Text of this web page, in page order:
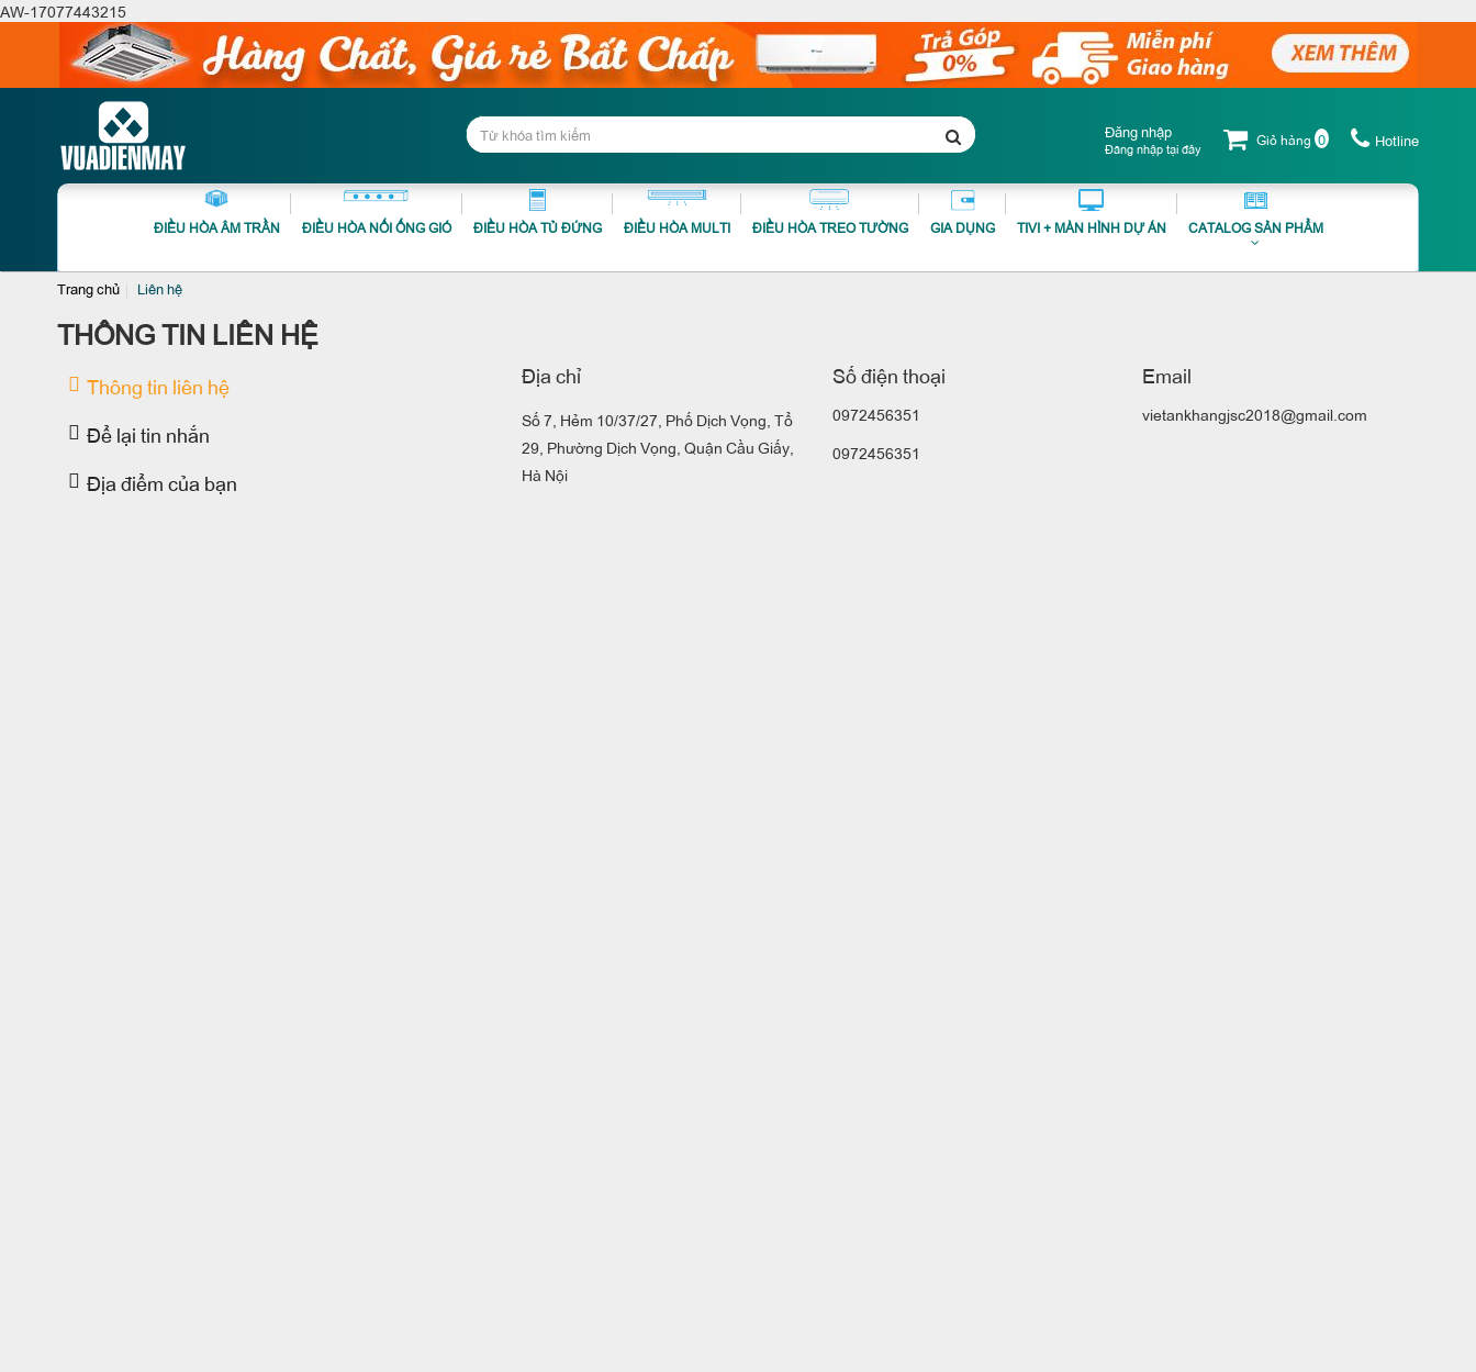
AW-17077443215
Hotline
Giỏ hàng 0
Đăng nhập
Đăng nhập tại đây
ĐIỀU HÒA ÂM TRẦN ĐIỀU HÒA NỐI ỐNG GIÓ ĐIỀU HÒA TỦ ĐỨNG ĐIỀU HÒA MULTI ĐIỀU HÒA TREO TƯỜNG GIA DỤNG TIVI + MÀN HÌNH DỰ ÁN CATALOG SẢN PHẨM
Trang chủ Liên hệ
THÔNG TIN LIÊN HỆ
Thông tin liên hệ
Để lại tin nhắn
Địa điểm của bạn
Địa chỉ
Số 7, Hẻm 10/37/27, Phố Dịch Vọng, Tổ
29, Phường Dịch Vọng, Quận Cầu Giấy,
Hà Nội
Số điện thoại
0972456351
0972456351
Email
vietankhangjsc2018@gmail.com